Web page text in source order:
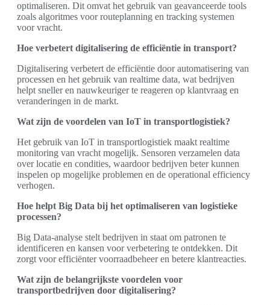
optimaliseren. Dit omvat het gebruik van geavanceerde tools
zoals algoritmes voor routeplanning en tracking systemen
voor vracht.
Hoe verbetert digitalisering de efficiëntie in transport?
Digitalisering verbetert de efficiëntie door automatisering van
processen en het gebruik van realtime data, wat bedrijven
helpt sneller en nauwkeuriger te reageren op klantvraag en
veranderingen in de markt.
Wat zijn de voordelen van IoT in transportlogistiek?
Het gebruik van IoT in transportlogistiek maakt realtime
monitoring van vracht mogelijk. Sensoren verzamelen data
over locatie en condities, waardoor bedrijven beter kunnen
inspelen op mogelijke problemen en de operational efficiency
verhogen.
Hoe helpt Big Data bij het optimaliseren van logistieke
processen?
Big Data-analyse stelt bedrijven in staat om patronen te
identificeren en kansen voor verbetering te ontdekken. Dit
zorgt voor efficiënter voorraadbeheer en betere klantreacties.
Wat zijn de belangrijkste voordelen voor
transportbedrijven door digitalisering?